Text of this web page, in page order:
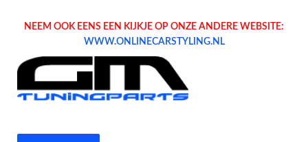
NEEM OOK EENS EEN KIJKJE OP ONZE ANDERE WEBSITE:
WWW.ONLINECARSTYLING.NL